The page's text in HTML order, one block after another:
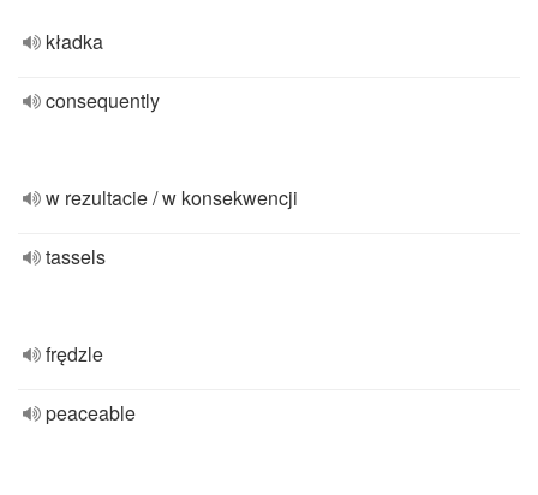
kładka
consequently
w rezultacie / w konsekwencji
tassels
frędzle
peaceable